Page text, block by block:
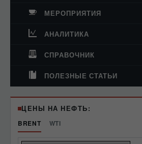
МЕРОПРИЯТИЯ
АНАЛИТИКА
СПРАВОЧНИК
ПОЛЕЗНЫЕ СТАТЬИ
ЦЕНЫ НА НЕФТЬ:
BRENT
WTI